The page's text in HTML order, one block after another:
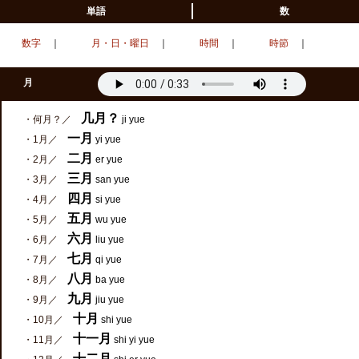
単語 数
数字｜ 月・日・曜日 時間 時節｜
月
・何月？／ 几月？ ji yue
・1月／
一月 yi yue
・2月／
二月 er yue
・3月／
三月 san yue
・4月／
四月 si yue
・5月／
五月 wu yue
・6月／
六月
liu yue
・7月／
七月 qi yue
・8月／
八月 ba yue
・9月／
九月 jiu yue
・10月／
十月 shi yue
・11月／
十一月 shi yi yue